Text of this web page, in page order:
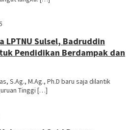
LPTNU Sulsel, Badruddin
Pendidikan Berdampak dan
S.Ag., M.Ag., Ph.D baru saja dilantik
Tinggi […]